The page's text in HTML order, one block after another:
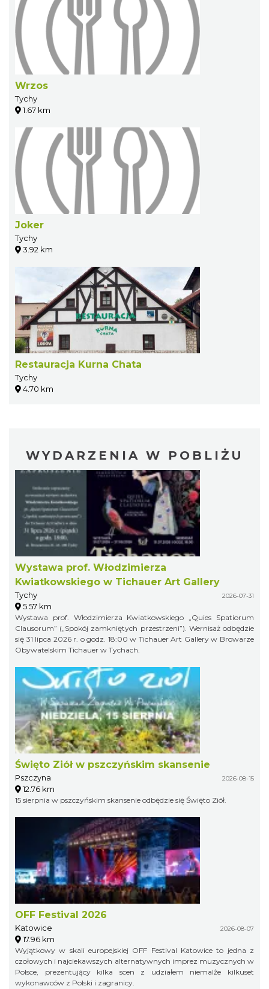
Wrzos
Tychy
1.67 km
Joker
Tychy
3.92 km
Restauracja Kurna Chata
Tychy
4.70 km
WYDARZENIA W POBLIŻU
Wystawa prof. Włodzimierza
Kwiatkowskiego w Tichauer Art Gallery
Tychy 2026-07-31
5.57 km
Wystawa prof. Włodzimierza Kwiatkowskiego „Quies Spatiorum
Clausorum” („Spokój zamkniętych przestrzeni”). Wernisaż odbędzie
się 31 lipca 2026 r. o godz. 18:00 w Tichauer Art Gallery w Browarze
Obywatelskim Tichauer w Tychach.
Święto Ziół w pszczyńskim skansenie
Pszczyna 2026-08-15
12.76 km
15 sierpnia w pszczyńskim skansenie odbędzie się Święto Ziół.
OFF Festival 2026
Katowice 2026-08-07
17.96 km
Wyjątkowy w skali europejskiej OFF Festival Katowice to jedna z
czołowych i najciekawszych alternatywnych imprez muzycznych w
Polsce, prezentujący kilka scen z udziałem niemalże kilkuset
wykonawców z Polski i zagranicy.